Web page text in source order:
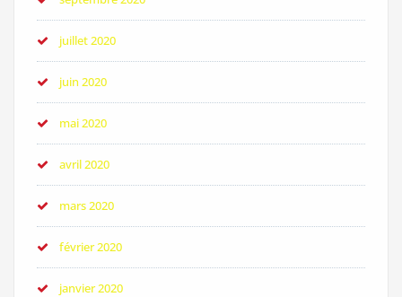
juillet 2020
juin 2020
mai 2020
avril 2020
mars 2020
février 2020
janvier 2020